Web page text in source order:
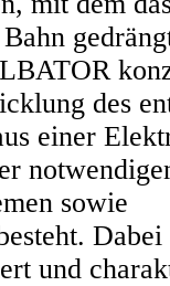
des
einer
sowie
Dabei
und